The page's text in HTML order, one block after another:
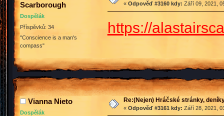
Scarborough
Dospělák
Příspěvků: 34
"Conscience is a man's
compass"
« Odpověď #3160 kdy: Září 09, 2021,
https://
Vianna Nieto
Dospělák
Re:(Nejen) Hráčské stránky,
« Odpověď #3161 kdy: Září 28, 2021,